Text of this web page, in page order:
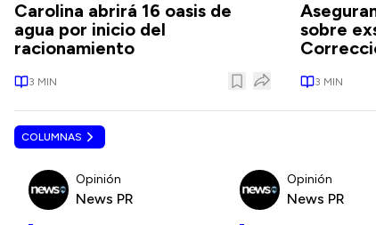
Carolina abrirá 16 oasis de
agua por inicio del
racionamiento
3 MIN
sobre
3 MIN
COLUMNAS
Opinión
News PR
Opinión
News PR